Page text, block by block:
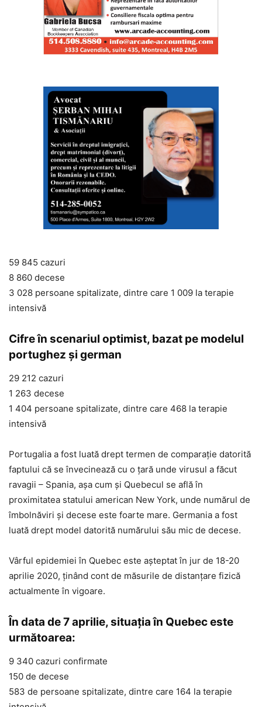
59 845 cazuri
8 860 decese
3 028 persoane spitalizate, dintre care 1 009 la terapie
intensivă
Cifre în scenariul optimist, bazat pe modelul
portughez și german
29 212 cazuri
1 263 decese
1 404 persoane spitalizate, dintre care 468 la terapie
intensivă
Portugalia a fost luată drept termen de comparație datorită
faptului că se învecinează cu o țară unde virusul a făcut
ravagii – Spania, așa cum și Quebecul se află în
proximitatea statului american New York, unde numărul de
îmbolnăviri și decese este foarte mare. Germania a fost
luată drept model datorită numărului său mic de decese.
Vârful epidemiei în Quebec este așteptat în jur de 18-20
aprilie 2020, ținând cont de măsurile de distanțare fizică
actualmente în vigoare.
În data de 7 aprilie, situația în Quebec este
următoarea:
9 340 cazuri confirmate
150 de decese
583 de persoane spitalizate, dintre care 164 la terapie